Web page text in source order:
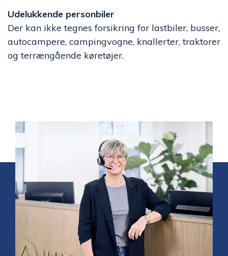
Udelukkende personbiler
Der kan ikke tegnes forsikring for lastbiler, busser,
autocampere, campingvogne, knallerter, traktorer
og terrængående køretøjer.